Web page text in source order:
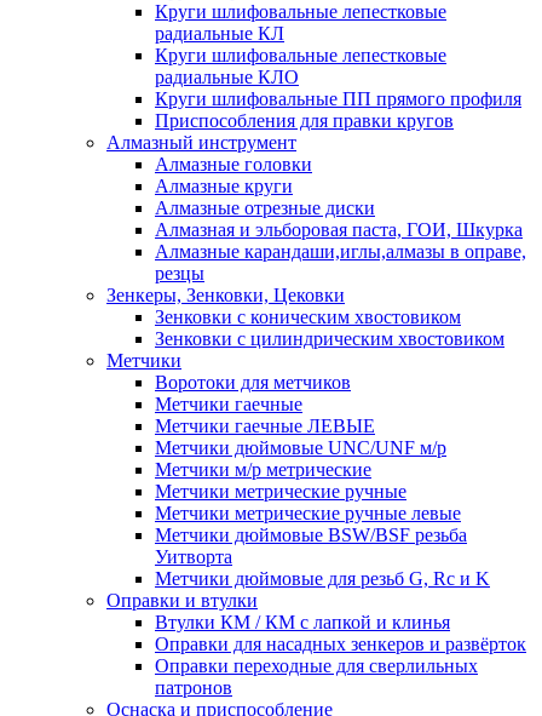
Круги шлифовальные лепестковые
радиальные КЛ
Круги шлифовальные лепестковые
радиальные КЛО
Круги шлифовальные ПП прямого профиля
Приспособления для правки кругов
Алмазный инструмент
Алмазные головки
Алмазные круги
Алмазные отрезные диски
Алмазная и эльборовая паста, ГОИ, Шкурка
Алмазные карандаши,иглы,алмазы в оправе,
резцы
Зенкеры, Зенковки, Цековки
Зенковки с коническим хвостовиком
Зенковки с цилиндрическим хвостовиком
Метчики
Воротоки для метчиков
Метчики гаечные
Метчики гаечные ЛЕВЫЕ
Метчики дюймовые UNC/UNF м/р
Метчики м/р метрические
Метчики метрические ручные
Метчики метрические ручные левые
Метчики дюймовые BSW/BSF резьба
Уитворта
Метчики дюймовые для резьб G, Rc и K
Оправки и втулки
Втулки КМ / КМ с лапкой и клинья
Оправки для насадных зенкеров и развёрток
Оправки переходные для сверлильных
патронов
Оснаска и приспособление